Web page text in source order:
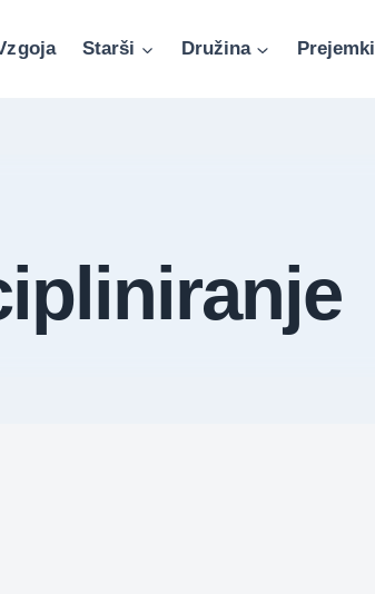
Starši Družina Prejemki